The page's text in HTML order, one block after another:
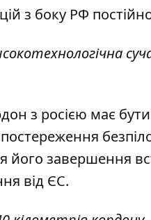
з боку РФ
з росією має
його завершення
від ЄС.